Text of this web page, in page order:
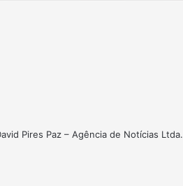
Pires Paz – Agência de Notícias Ltda.